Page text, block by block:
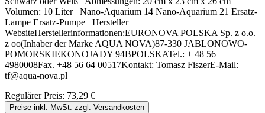
Volumen: 10 Liter Nano-Aquarium 14 Nano-Aquarium 21 Ersatz-
Lampe Ersatz-Pumpe Hersteller
WebsiteHerstellerinformationen:EURONOVA POLSKA Sp. z o.o.
z oo(Inhaber der Marke AQUA NOVA)87-330 JABLONOWO-
POMORSKIEKONOJADY 94BPOLSKATel.: + 48 56
4980008Fax. +48 56 64 00517Kontakt: Tomasz FiszerE-Mail:
tf@aqua-nova.pl
Regulärer Preis: 73,29 €
Preise inkl. MwSt. zzgl. Versandkosten